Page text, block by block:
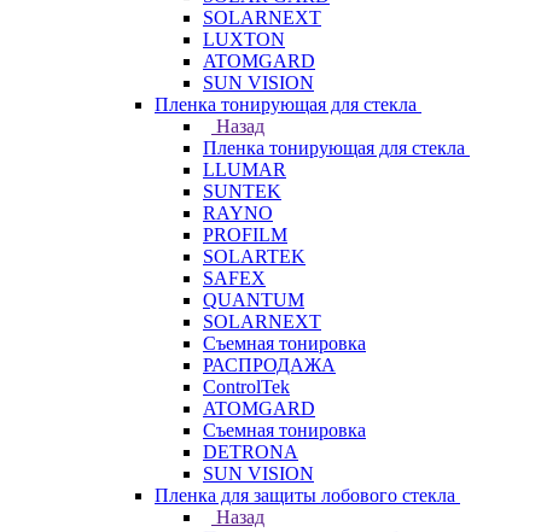
SOLARNEXT
LUXTON
ATOMGARD
SUN VISION
Пленка тонирующая для стекла
Назад
Пленка тонирующая для стекла
LLUMAR
SUNTEK
RAYNO
PROFILM
SOLARTEK
SAFEX
QUANTUM
SOLARNEXT
Съемная тонировка
РАСПРОДАЖА
ControlTek
ATOMGARD
Съемная тонировка
DETRONA
SUN VISION
Пленка для защиты лобового стекла
Назад